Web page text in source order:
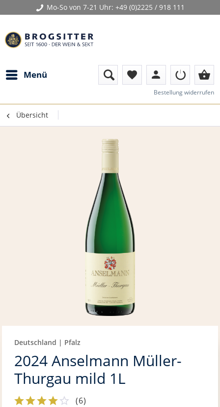
Mo-So von 7-21 Uhr: +49 (0)2225 / 918 111
Menü favorite person shopping_basket
Bestellung widerrufen
Übersicht
Deutschland | Pfalz
2024 Anselmann Müller-
Thurgau mild 1L
(6)